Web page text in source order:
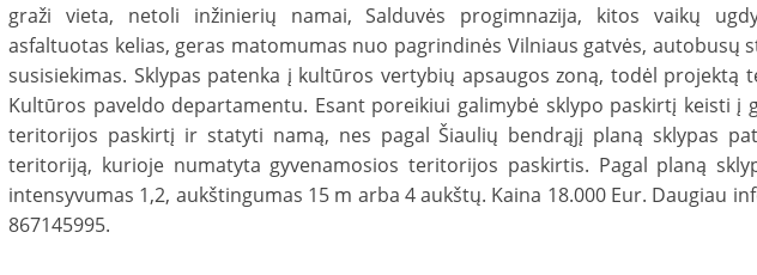
graži vieta, netoli inžinierių namai, Salduvės progimnazija, kitos vaikų
asfaltuotas kelias, geras matomumas nuo pagrindinės Vilniaus gatvės, autobusų
susisiekimas. Sklypas patenka į kultūros vertybių apsaugos zoną, todėl projektą
Kultūros paveldo departamentu. Esant poreikiui galimybė sklypo paskirtį keisti į
teritorijos paskirtį ir statyti namą, nes pagal Šiaulių bendrąjį planą sklypas
teritoriją, kurioje numatyta gyvenamosios teritorijos paskirtis. Pagal planą
intensyvumas 1,2, aukštingumas 15 m arba 4 aukštų. Kaina 18.000 Eur. Daugiau
867145995.